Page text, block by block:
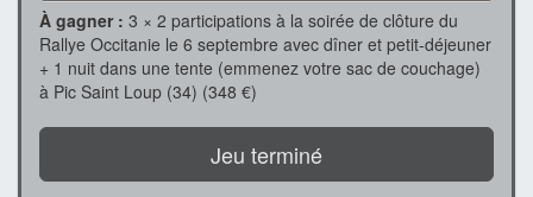
À gagner : 3 × 2 participations à la soirée de clôture du
Rallye Occitanie le 6 septembre avec dîner et petit-déjeuner
+ 1 nuit dans une tente (emmenez votre sac de couchage)
à Pic Saint Loup (34) (348 €)
Jeu terminé